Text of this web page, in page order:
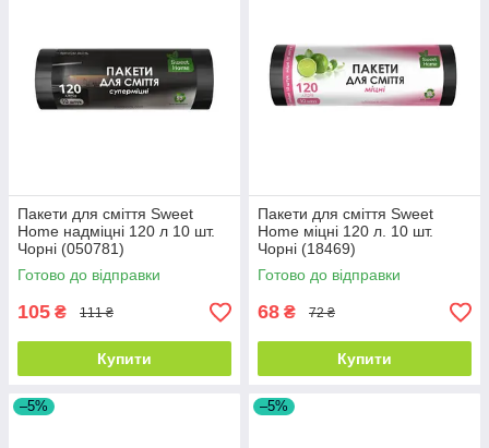
Пакети для сміття Sweet
Home надміцні 120 л 10 шт.
Чорні (050781)
Готово до відправки
105 ₴ 111 ₴
Купити
Пакети для сміття Sweet
Home міцні 120 л. 10 шт.
Чорні (18469)
Готово до відправки
68 ₴ 72 ₴
Купити
–5% –5%